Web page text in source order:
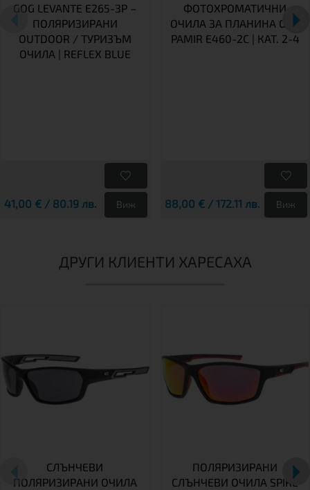
GOG LEVANTE E265-3P –
ПОЛЯРИЗИРАНИ
OUTDOOR / ТУРИЗЪМ
ОЧИЛА | REFLEX BLUE
41,00 € / 80.19 лв. Виж
ФОТОХРОМАТИЧНИ
ОЧИЛА ЗА ПЛАНИНА GOG
PAMIR E460-2C | КАТ. 2-4
88,00 € / 172.11 лв. Виж
ДРУГИ КЛИЕНТИ ХАРЕСАХА
СЛЪНЧЕВИ
ПОЛЯРИЗИРАНИ ОЧИЛА
ПОЛЯРИЗИРАНИ
СЛЪНЧЕВИ ОЧИЛА SPIRE